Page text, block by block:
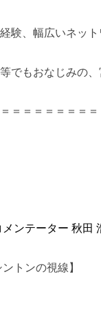
験、幅広いネッ
でもおなじみの
＝＝＝＝＝＝＝
ンテーター 秋田
トンの視線】